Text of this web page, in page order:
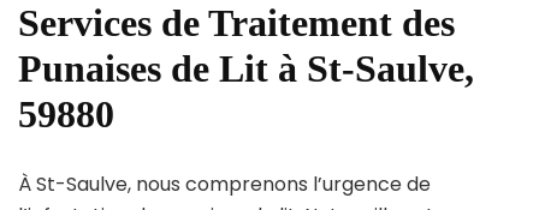
Services de Traitement des
Punaises de Lit à St-Saulve,
59880
À St-Saulve, nous comprenons l’urgence de